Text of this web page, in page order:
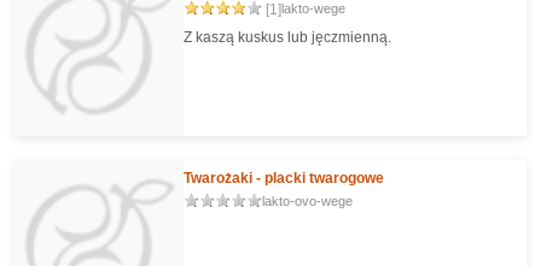
[1]lakto-wege
Z kaszą kuskus lub jęczmienną.
Twarożaki - placki twarogowe
lakto-ovo-wege